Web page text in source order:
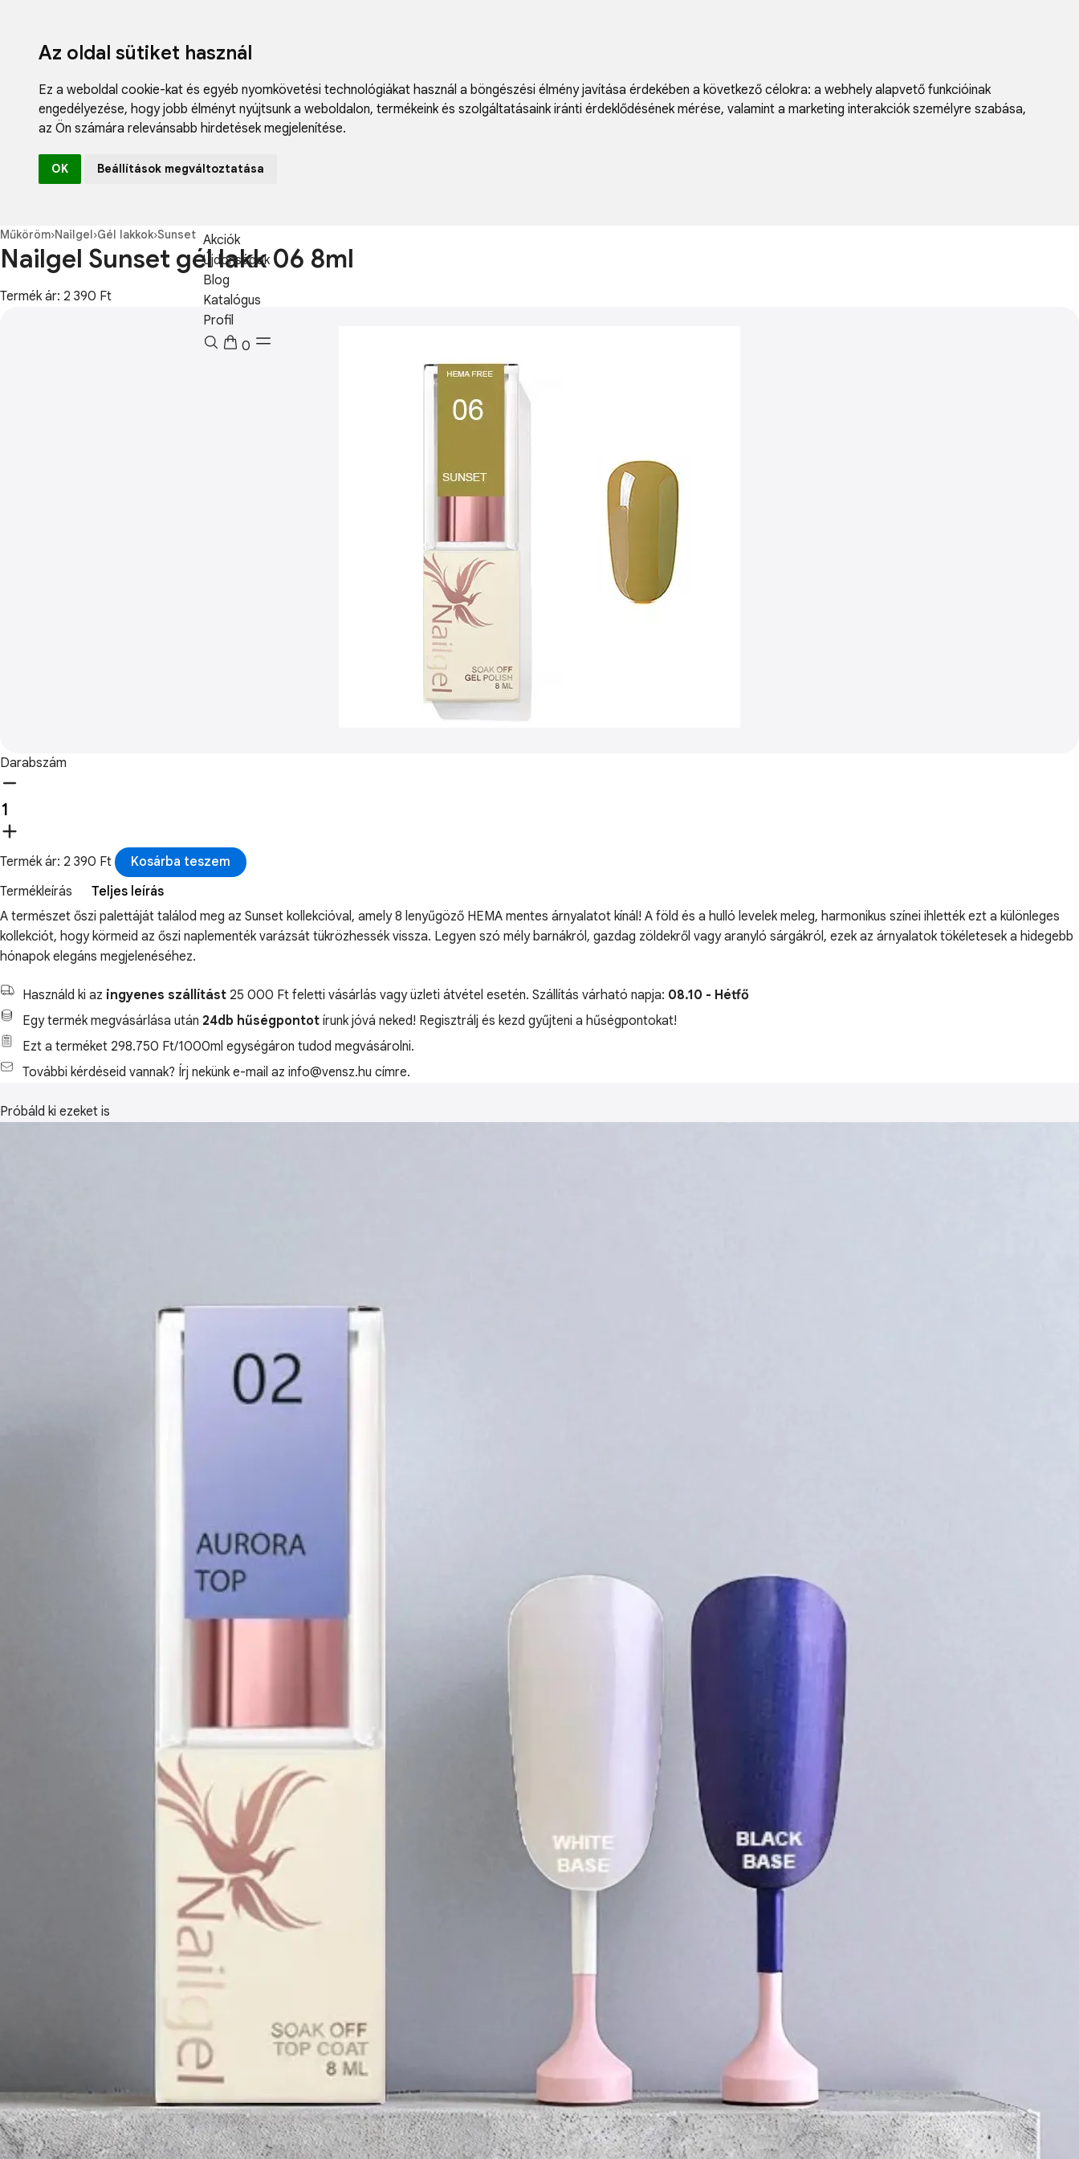
Az oldal sütiket használ
Ez a weboldal cookie-kat és egyéb nyomkövetési technológiákat használ a böngészési élmény javítása érdekében a következő célokra: a webhely alapvető funkcióinak
engedélyezése, hogy jobb élményt nyújtsunk a weboldalon, termékeink és szolgáltatásaink iránti érdeklődésének mérése, valamint a marketing interakciók személyre szabása,
az Ön számára relevánsabb hirdetések megjelenítése.
OK Beállítások megváltoztatása
Fodrászcikk
Akciók
Újdonságok
Blog
Katalógus
Profil
0
Műköröm›Nailgel›Gél lakkok›Sunset
Nailgel Sunset gél lakk 06 8ml
Termék ár: 2 390 Ft
Darabszám
Termék ár: 2 390 Ft
Kosárba teszem
Termékleírás
Teljes leírás
A természet őszi palettáját találod meg az Sunset kollekcióval, amely 8 lenyűgöző HEMA mentes árnyalatot kínál! A föld és a hulló levelek meleg, harmonikus színei ihlették ezt a különleges
kollekciót, hogy körmeid az őszi naplementék varázsát tükrözhessék vissza. Legyen szó mély barnákról, gazdag zöldekről vagy aranyló sárgákról, ezek az árnyalatok tökéletesek a hidegebb
hónapok elegáns megjelenéséhez.
Használd ki az ingyenes szállítást 25 000 Ft feletti vásárlás vagy üzleti átvétel esetén. Szállítás várható napja: 08.10 - Hétfő
Egy termék megvásárlása után 24db hűségpontot írunk jóvá neked! Regisztrálj és kezd gyűjteni a hűségpontokat!
Ezt a terméket 298.750 Ft/1000ml egységáron tudod megvásárolni.
További kérdéseid vannak? Írj nekünk e-mail az info@vensz.hu címre.
Próbáld ki ezeket is